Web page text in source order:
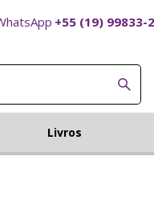
+55 (19) 99833-
Livros